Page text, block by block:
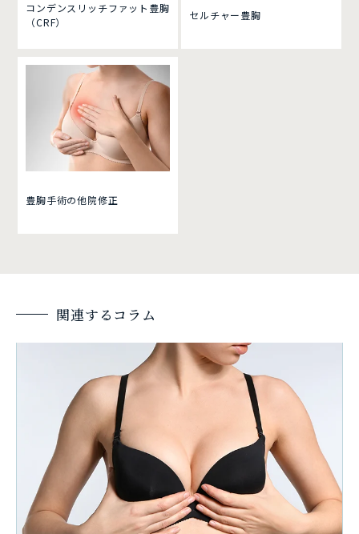
コンデンスリッチファット豊胸
（CRF）
セルチャー豊胸
豊胸手術の他院修正
関連するコラム